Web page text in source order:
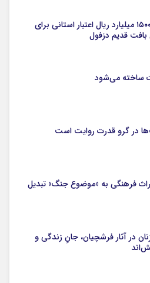
تخصیص ۱۵۰۰ میلیارد ریال اعتبار استانی برای
قدیم دزفول
ساخته می‌شود
در گرو قدرت روایت است
فرهنگی به «موضوع جنگ» تبدیل
در آثار فرشچیان، جانِ زندگی و